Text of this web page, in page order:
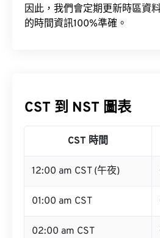
因此，我們會定期更新時區資
的時間資訊100%準確。
CST 到 NST 圖表
CST 時間
12:00 am CST (午夜)
01:00 am CST
02:00 am CST